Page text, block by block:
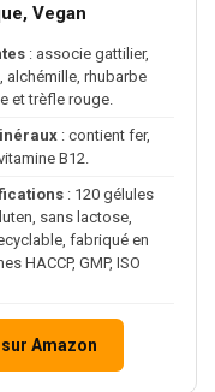
Vegan
: associe gattilier,
alchémille, rhubarbe
et trèfle rouge.
: contient fer,
B12.
: 120 gélules
sans lactose,
fabriqué en
HACCP, GMP, ISO
Amazon